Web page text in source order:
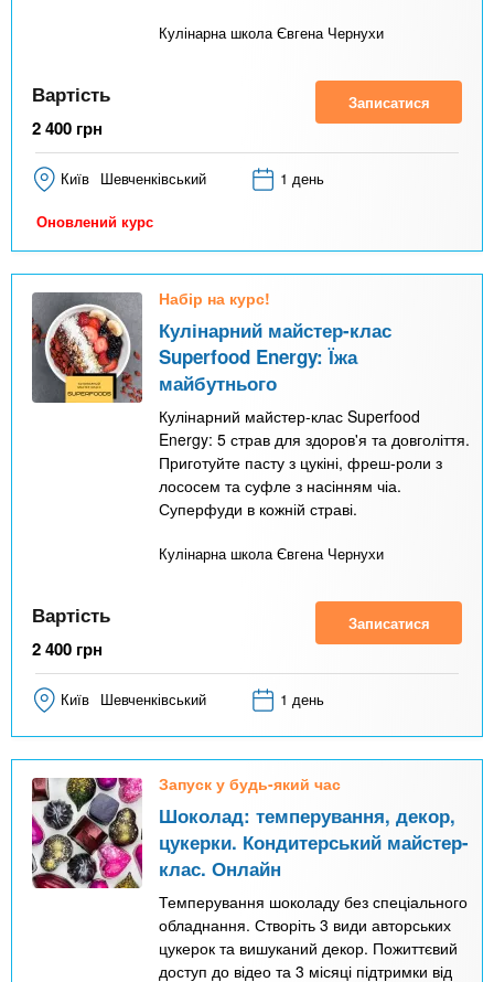
Кулінарна школа Євгена Чернухи
Вартість
2 400 грн
Записатися
Київ Шевченківський 1 день
Оновлений курс
Набір на курс!
Кулінарний майстер-клас
Superfood Energy: Їжа
майбутнього
Кулінарний майстер-клас Superfood
Energy: 5 страв для здоров'я та довголіття.
Приготуйте пасту з цукіні, фреш-роли з
лососем та суфле з насінням чіа.
Суперфуди в кожній страві.
Кулінарна школа Євгена Чернухи
Вартість
2 400 грн
Записатися
Київ Шевченківський 1 день
Запуск у будь-який час
Шоколад: темперування, декор,
цукерки. Кондитерський майстер-
клас. Онлайн
Темперування шоколаду без спеціального
обладнання. Створіть 3 види авторських
цукерок та вишуканий декор. Пожиттєвий
доступ до відео та 3 місяці підтримки від